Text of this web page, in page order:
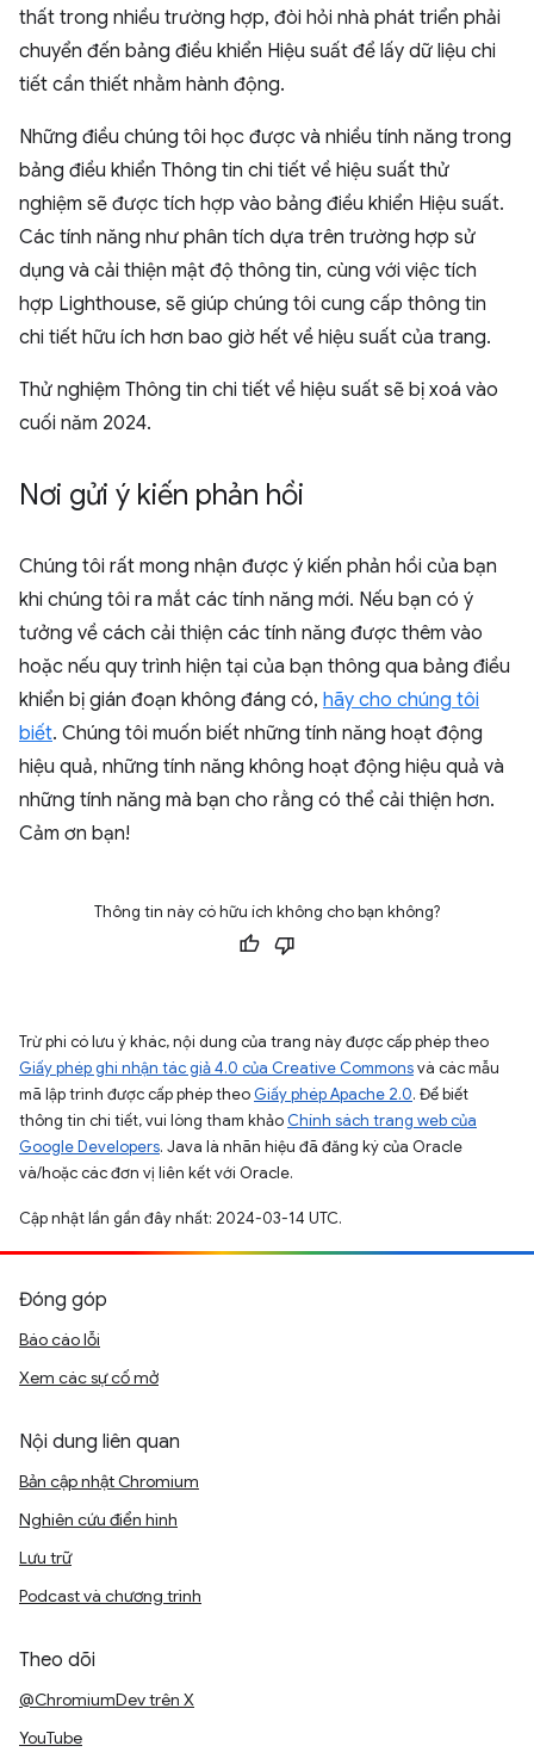
thất trong nhiều trường hợp, đòi hỏi nhà phát triển phải
chuyển đến bảng điều khiển Hiệu suất để lấy dữ liệu chi
tiết cần thiết nhằm hành động.
Những điều chúng tôi học được và nhiều tính năng trong
bảng điều khiển Thông tin chi tiết về hiệu suất thử
nghiệm sẽ được tích hợp vào bảng điều khiển Hiệu suất.
Các tính năng như phân tích dựa trên trường hợp sử
dụng và cải thiện mật độ thông tin, cùng với việc tích
hợp Lighthouse, sẽ giúp chúng tôi cung cấp thông tin
chi tiết hữu ích hơn bao giờ hết về hiệu suất của trang.
Thử nghiệm Thông tin chi tiết về hiệu suất sẽ bị xoá vào
cuối năm 2024.
Nơi gửi ý kiến phản hồi
Chúng tôi rất mong nhận được ý kiến phản hồi của bạn
khi chúng tôi ra mắt các tính năng mới. Nếu bạn có ý
tưởng về cách cải thiện các tính năng được thêm vào
hoặc nếu quy trình hiện tại của bạn thông qua bảng điều
khiển bị gián đoạn không đáng có, hãy cho chúng tôi
biết. Chúng tôi muốn biết những tính năng hoạt động
hiệu quả, những tính năng không hoạt động hiệu quả và
những tính năng mà bạn cho rằng có thể cải thiện hơn.
Cảm ơn bạn!
Thông tin này có hữu ích không cho bạn không?
Trừ phi có lưu ý khác, nội dung của trang này được cấp phép theo
Giấy phép ghi nhận tác giả 4.0 của Creative Commonsvà các mẫu
mã lập trình được cấp phép theo Giấy phép Apache 2.0. Để biết
thông tin chi tiết, vui lòng tham khảo Chính sách trang web của
Google Developers. Java là nhãn hiệu đã đăng ký của Oracle
và/hoặc các đơn vị liên kết với Oracle.
Cập nhật lần gần đây nhất: 2024-03-14 UTC.
Đóng góp
Báo cáo lỗi
Xem các sự cố mở
Nội dung liên quan
Bản cập nhật Chromium
Nghiên cứu điển hình
Lưu trữ
Podcast và chương trình
Theo dõi
@ChromiumDev trên X
YouTube